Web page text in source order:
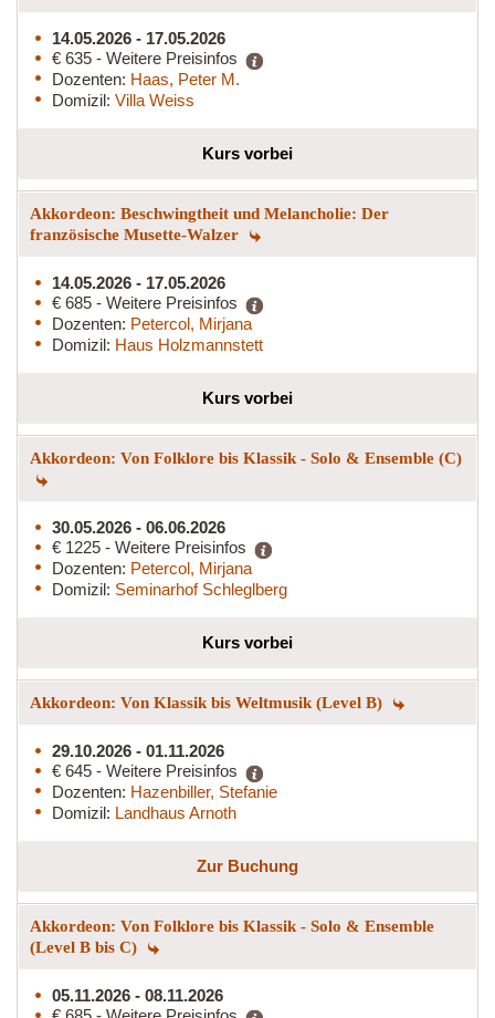
14.05.2026 - 17.05.2026
€ 635 - Weitere Preisinfos
Dozenten: Haas, Peter M.
Domizil: Villa Weiss
Kurs vorbei
Akkordeon: Beschwingtheit und Melancholie: Der
französische Musette-Walzer
14.05.2026 - 17.05.2026
€ 685 - Weitere Preisinfos
Dozenten: Petercol, Mirjana
Domizil: Haus Holzmannstett
Kurs vorbei
Akkordeon: Von Folklore bis Klassik - Solo & Ensemble (C)
30.05.2026 - 06.06.2026
€ 1225 - Weitere Preisinfos
Dozenten: Petercol, Mirjana
Domizil: Seminarhof Schleglberg
Kurs vorbei
Akkordeon: Von Klassik bis Weltmusik (Level B)
29.10.2026 - 01.11.2026
€ 645 - Weitere Preisinfos
Dozenten: Hazenbiller, Stefanie
Domizil: Landhaus Arnoth
Zur Buchung
Akkordeon: Von Folklore bis Klassik - Solo & Ensemble
(Level B bis C)
05.11.2026 - 08.11.2026